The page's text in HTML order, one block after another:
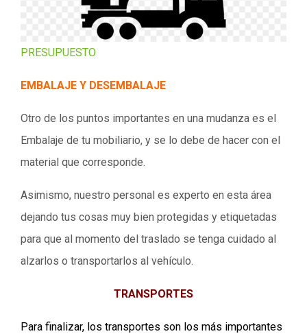
PRESUPUESTO
EMBALAJE Y DESEMBALAJE
Otro de los puntos importantes en una mudanza es el
Embalaje de tu mobiliario, y se lo debe de hacer con el
material que corresponde.
Asimismo, nuestro personal es experto en esta área
dejando tus cosas muy bien protegidas y etiquetadas
para que al momento del traslado se tenga cuidado al
alzarlos o transportarlos al vehículo.
TRANSPORTES
Para finalizar, los transportes son los más importantes